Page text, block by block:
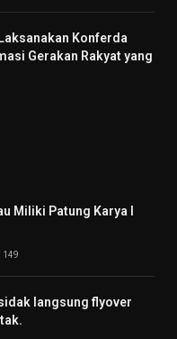
Konferda
Gerakan Rakyat yang
Miliki Patung Karya I
149
langsung flyover